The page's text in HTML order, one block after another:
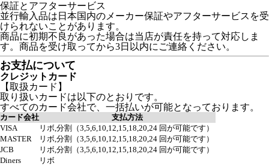
保証とアフターサービス
並行輸入品は日本国内のメーカー保証やアフターサービスを受
けられないことがあります。
商品に初期不良があった場合は当店が責任を持って対応しま
す。商品を受け取ってから3日以内にご連絡ください。
お支払について
クレジットカード
【取扱カード】
取り扱いカードは以下のとおりです。
すべてのカード会社で、一括払いが可能となっております。
カード会社
支払方法
VISA
リボ,分割（3,5,6,10,12,15,18,20,24 回が可能です）
MASTER
リボ,分割（3,5,6,10,12,15,18,20,24 回が可能です）
JCB
リボ,分割（3,5,6,10,12,15,18,20,24 回が可能です）
Diners
リボ